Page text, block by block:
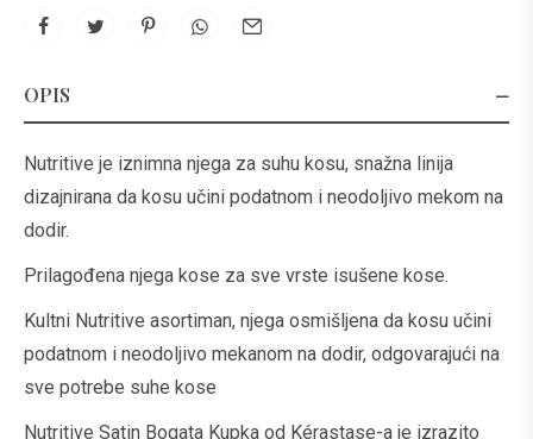
OPIS
Nutritive je iznimna njega za suhu kosu, snažna linija
dizajnirana da kosu učini podatnom i neodoljivo mekom na
dodir.
Prilagođena njega kose za sve vrste isušene kose.
Kultni Nutritive asortiman, njega osmišljena da kosu učini
podatnom i neodoljivo mekanom na dodir, odgovarajući na
sve potrebe suhe kose
Nutritive Satin Bogata Kupka od Kérastase-a je izrazito